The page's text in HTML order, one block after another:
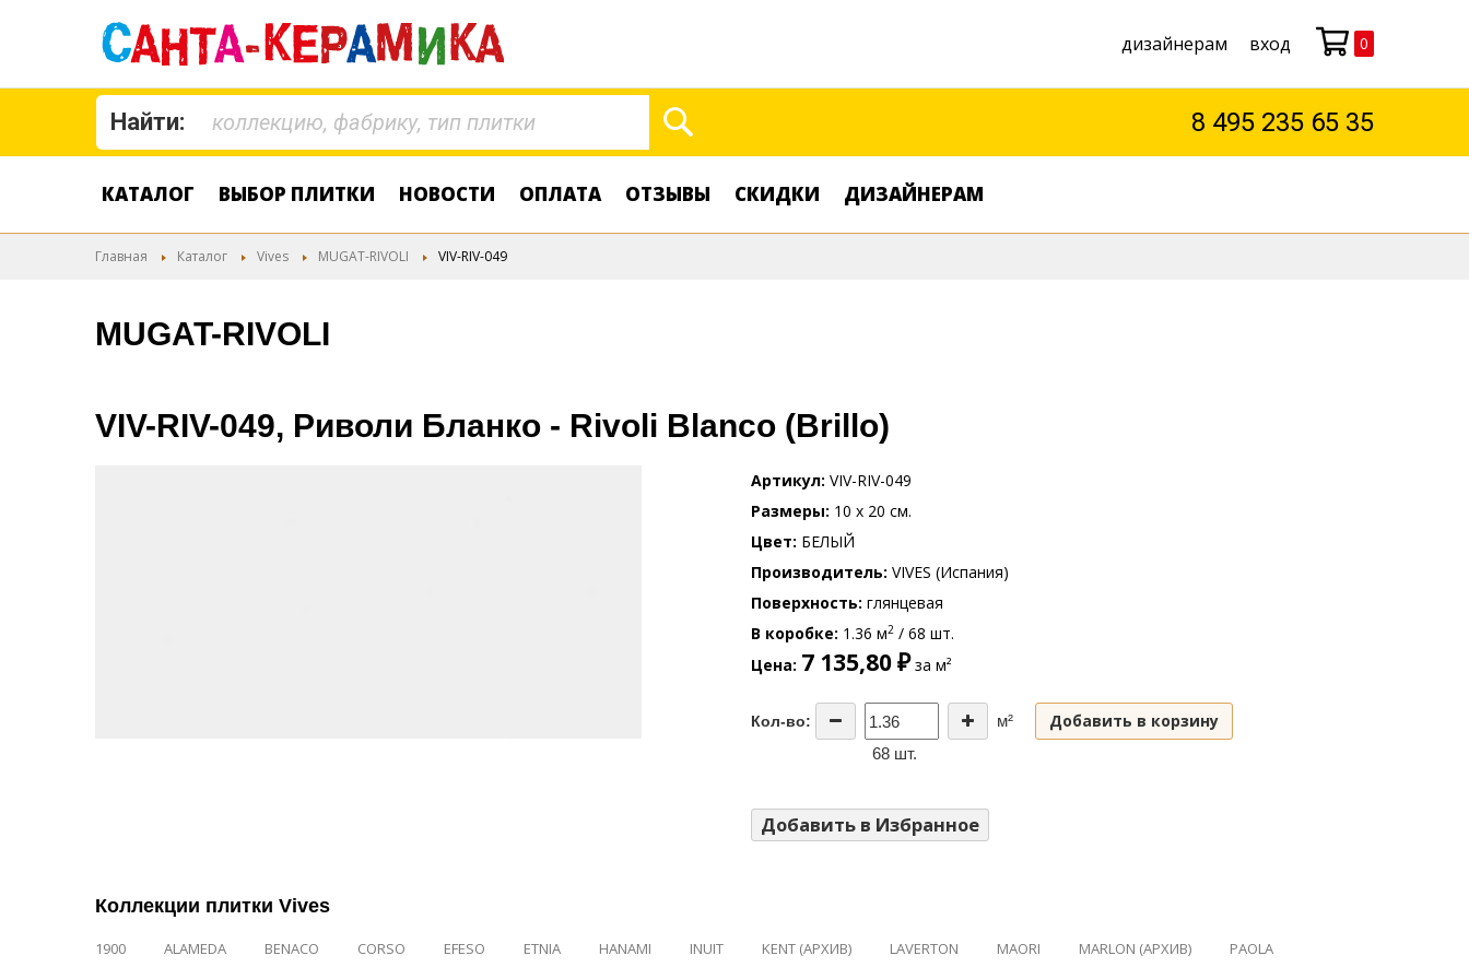
дизайнерам вход Моя корзина
0
Найти: 8 495 235 65 35
КАТАЛОГ ВЫБОР ПЛИТКИ НОВОСТИ ОПЛАТА ОТЗЫВЫ СКИДКИ ДИЗАЙНЕРАМ
Главная Каталог Vives MUGAT-RIVOLI VIV-RIV-049
MUGAT-RIVOLI
VIV-RIV-049, Риволи Бланко - Rivoli Blanco (Brillo)
Артикул VIV-RIV-049
Размеры 10 x 20 см.
Цвет БЕЛЫЙ
Производитель VIVES (Испания)
Поверхность глянцевая
В коробке 1.36 м2 / 68 шт.
Цена 7 135,80 ₽за м²
Кол-во:
м²
68 шт.
Добавить в корзину
Добавить в Избранное
Коллекции плитки Vives
1900 ALAMEDA BENACO CORSO EFESO ETNIA HANAMI INUIT KENT (АРХИВ) LAVERTON MAORI MARLON (АРХИВ)
PAOLA